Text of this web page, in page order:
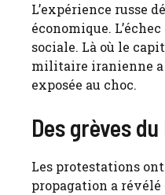
L’expérience russe
économique.
sociale. Là où le
militaire iranienne a
exposée au choc.
Des grèves
Les protestations
propagation a